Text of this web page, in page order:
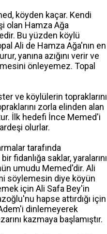
köyden kaçar. Kendi
olan Hamza Ağa
Bu yüzden köylü
Ali de Hamza Ağa'nın en
yanına azığını verir ve
önleyemez. Topal
ve köylülerin topraklarını
zorla elinden alan
İlk hedefi İnce Memed'i
olurlar.
tarafında
fidanlığa saklar, yaralarını
umudu Memed'dir. Ali
söylemesin diye köyün
için Ali Safa Bey'in
hapse attırdığı için
dinlemeyerek
kazmaya başlamıştır.